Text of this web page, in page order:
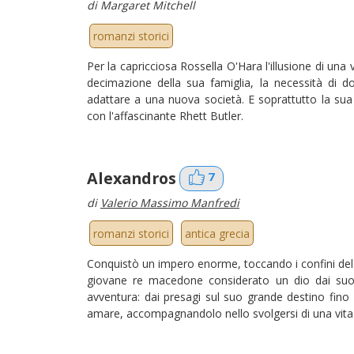
di Margaret Mitchell
romanzi storici
Per la capricciosa Rossella O'Hara l'illusione di
decimazione della sua famiglia, la necessità di
adattare a una nuova società. E soprattutto la
con l'affascinante Rhett Butler.
Alexandros 7
di Valerio Massimo Manfredi
romanzi storici antica grecia
Conquistò un impero enorme, toccando i confini
giovane re macedone considerato un dio dai
avventura: dai presagi sul suo grande destino
amare, accompagnandolo nello svolgersi di una